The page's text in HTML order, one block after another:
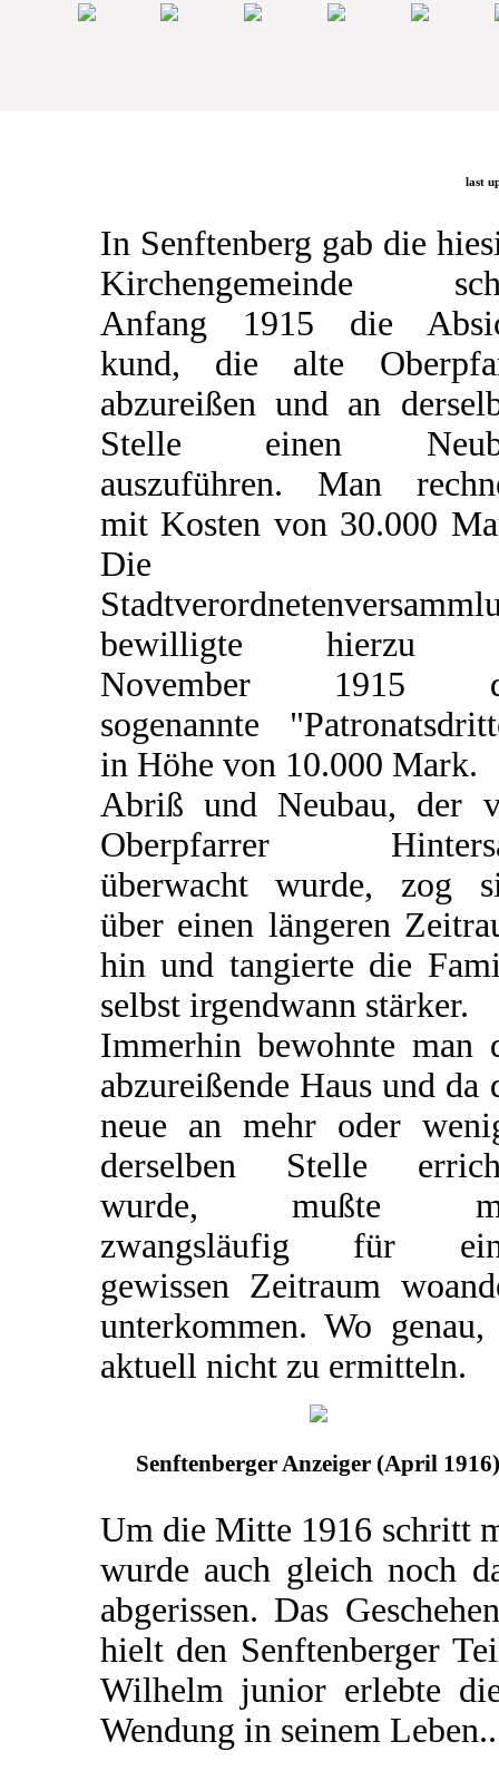
last
In Senftenberg gab die
Kirchengemeinde
Anfang 1915 die
kund, die alte
abzureißen und an
Stelle einen
auszuführen. Man
mit Kosten von 30.000
Die
bewilligte hierzu
November 1915
sogenannte
in Höhe von 10.000 Mark.
Abriß und Neubau, der
Oberpfarrer
überwacht wurde, zog
über einen längeren
hin und tangierte die
selbst irgendwann stärker.
Immerhin bewohnte man
abzureißende Haus und da
neue an mehr oder
derselben Stelle
wurde, mußte
zwangsläufig für
gewissen Zeitraum
unterkommen. Wo
aktuell nicht zu ermitteln.
Senftenberger Anzeiger (April 1916)
Um die Mitte 1916 schritt
wurde auch gleich noch
abgerissen. Das
hielt den Senftenberger
Wilhelm junior erlebte
Wendung in seinem